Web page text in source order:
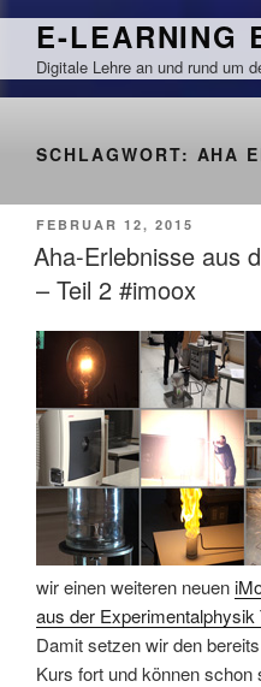
Zum
springen
E-LEARNING
Digitale Lehre an und rund um
SCHLAGWORT: AHA
VERÖFFENTLICHT
AM
FEBRUAR 12, 2015
Aha-Erlebnisse aus
– Teil 2 #imoox
wir einen weiteren neuen
aus der Experimentalphysik
Damit setzen wir den
Kurs fort und können